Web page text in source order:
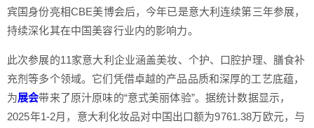
宾国身份亮相CBE美博会后，今年已是意大利连续第三年参展，
持续深化其在中国美容行业内的影响力。
此次参展的11家意大利企业涵盖美妆、个护、口腔护理、膳食补
充剂等多个领域。它们凭借卓越的产品品质和深厚的工艺底蕴，
为展会带来了原汁原味的“意式美丽体验”。据统计数据显示，
2025年1-2月，意大利化妆品对中国出口额为9761.38万欧元，与